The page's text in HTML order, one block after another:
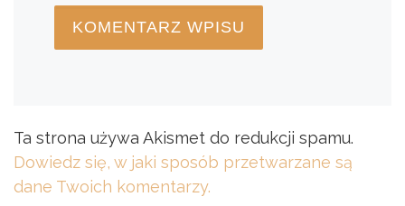
Ta strona używa Akismet do redukcji spamu.
Dowiedz się, w jaki sposób przetwarzane są
dane Twoich komentarzy.